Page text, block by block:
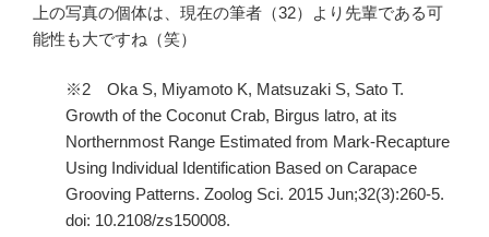
上の写真の個体は、現在の筆者（32）より先輩である可
能性も大ですね（笑）
※2 Oka S, Miyamoto K, Matsuzaki S, Sato T.
Growth of the Coconut Crab, Birgus latro, at its
Northernmost Range Estimated from Mark-Recapture
Using Individual Identification Based on Carapace
Grooving Patterns. Zoolog Sci. 2015 Jun;32(3):260-5.
doi: 10.2108/zs150008.